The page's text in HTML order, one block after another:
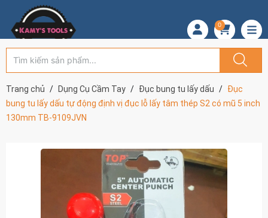
0
Trang chủ Dụng Cụ Cầm Tay Đục bung tu lấy dấu
Đục
bung tu lấy dấu tự động định vị đục lỗ lấy tâm thép S2 có mũ 5 inch
130mm TB-9109JVN